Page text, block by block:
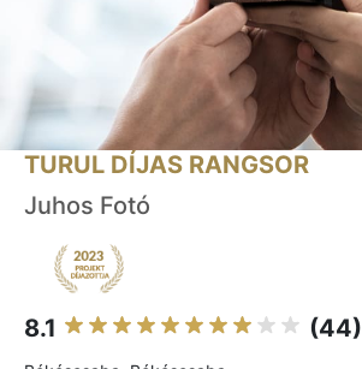
TURUL DÍJAS RANGSOR
Juhos Fotó
8.1 (44)